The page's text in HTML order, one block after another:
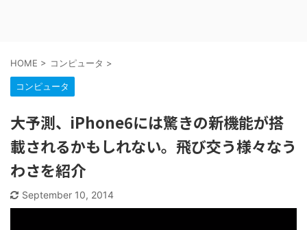
HOME > コンピュータ >
コンピュータ
大予測、iPhone6には驚きの新機能が搭
載されるかもしれない。飛び交う様々なう
わさを紹介
September 10, 2014